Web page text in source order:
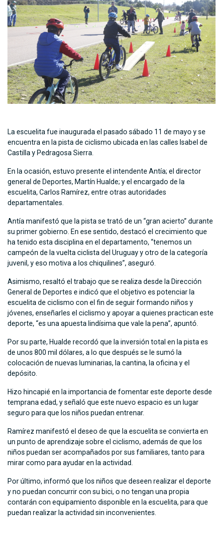
La escuelita fue inaugurada el pasado sábado 11 de mayo y se
encuentra en la pista de ciclismo ubicada en las calles Isabel de
Castilla y Pedragosa Sierra.
En la ocasión, estuvo presente el intendente Antía; el director
general de Deportes, Martín Hualde; y el encargado de la
escuelita, Carlos Ramírez, entre otras autoridades
departamentales.
Antía manifestó que la pista se trató de un “gran acierto” durante
su primer gobierno. En ese sentido, destacó el crecimiento que
ha tenido esta disciplina en el departamento, “tenemos un
campeón de la vuelta ciclista del Uruguay y otro de la categoría
juvenil, y eso motiva a los chiquilines”, aseguró.
Asimismo, resaltó el trabajo que se realiza desde la Dirección
General de Deportes e indicó que el objetivo es potenciar la
escuelita de ciclismo con el fin de seguir formando niños y
jóvenes, enseñarles el ciclismo y apoyar a quienes practican este
deporte, “es una apuesta lindísima que vale la pena”, apuntó.
Por su parte, Hualde recordó que la inversión total en la pista es
de unos 800 mil dólares, a lo que después se le sumó la
colocación de nuevas luminarias, la cantina, la oficina y el
depósito.
Hizo hincapié en la importancia de fomentar este deporte desde
temprana edad, y señaló que este nuevo espacio es un lugar
seguro para que los niños puedan entrenar.
Ramírez manifestó el deseo de que la escuelita se convierta en
un punto de aprendizaje sobre el ciclismo, además de que los
niños puedan ser acompañados por sus familiares, tanto para
mirar como para ayudar en la actividad.
Por último, informó que los niños que deseen realizar el deporte
y no puedan concurrir con su bici, o no tengan una propia
contarán con equipamiento disponible en la escuelita, para que
puedan realizar la actividad sin inconvenientes.